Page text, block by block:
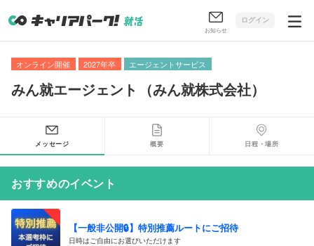
お知らせ
ログイン
オンライン開催 2027年卒 エージェントサービス
みん就エージェント （みん就株式会社）
メッセージ 概要 日程・場所
おすすめのイベント
【一般非公開🔒️】特別推薦ルートにご招待
日時はご自由にお選びいただけます